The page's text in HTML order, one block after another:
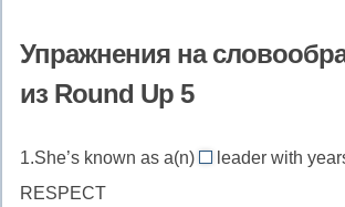
Упражнения на
из Round Up 5
1.She’s known as a(n)
leader with
RESPECT